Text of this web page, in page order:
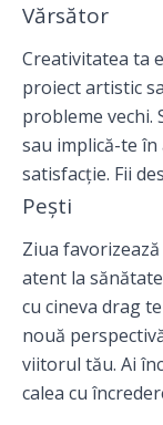
Vărsător
Creativitatea ta
proiect artistic
probleme vechi.
sau implică-te
satisfacție. Fii
Pești
Ziua
atent la
cu cineva drag
nouă
viitorul tău. Ai
calea cu